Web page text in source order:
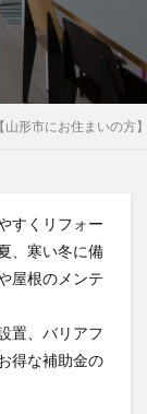
【山形市にお住まいの
すくリフォー
、寒い冬に備
屋根のメンテ
置、バリアフ
得な補助金の